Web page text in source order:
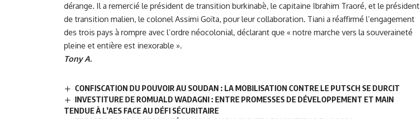
dérange. Il a remercié le président de transition burkinabè, le capitaine Ibrahim Traoré, et le président
de transition malien, le colonel Assimi Goïta, pour leur collaboration. Tiani a réaffirmé l’engagement
des trois pays à rompre avec l’ordre néocolonial, déclarant que « notre marche vers la souveraineté
pleine et entière est inexorable ».
Tony A.
CONFISCATION DU POUVOIR AU SOUDAN : LA MOBILISATION CONTRE LE PUTSCH SE DURCIT
INVESTITURE DE ROMUALD WADAGNI : ENTRE PROMESSES DE DÉVELOPPEMENT ET MAIN
TENDUE À L’AES FACE AU DÉFI SÉCURITAIRE